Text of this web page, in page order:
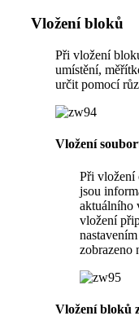
Vložení bloků
Při vložení
umístění,
určit pomocí
Vložení
Při vložení
jsou
aktuálního
vložení
zobrazeno
Vložení bloků